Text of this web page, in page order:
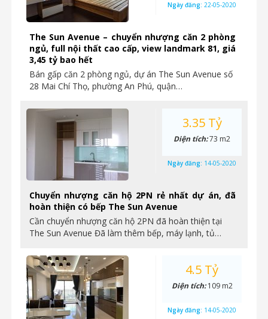
The Sun Avenue – chuyển nhượng căn 2 phòng
ngủ, full nội thất cao cấp, view landmark 81, giá
3,45 tỷ bao hết
Bán gấp căn 2 phòng ngủ, dự án The Sun Avenue số
28 Mai Chí Thọ, phường An Phú, quận…
Ngày đăng: 22-05-2020
Chuyển nhượng căn hộ 2PN rẻ nhất dự án, đã
hoàn thiện có bếp The Sun Avenue
Cần chuyển nhượng căn hộ 2PN đã hoàn thiện tại
The Sun Avenue Đã làm thêm bếp, máy lạnh, tủ…
3.35 Tỷ
Diện tích:73 m2
Ngày đăng: 14-05-2020
4.5 Tỷ
Diện tích:109 m2
Ngày đăng: 14-05-2020